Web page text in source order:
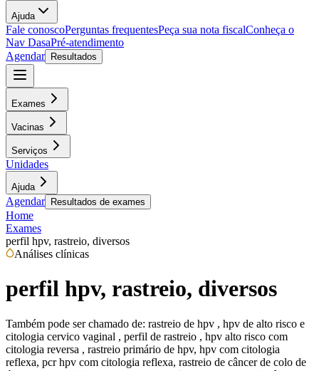
Ajuda
Fale conoscoPerguntas frequentesPeça sua nota fiscalConheça o
Nav DasaPré-atendimento
Agendar
Resultados
Exames
Vacinas
Serviços
Unidades
Ajuda
Agendar Resultados de exames
Home
Exames
perfil hpv, rastreio, diversos
Análises clínicas
perfil hpv, rastreio, diversos
Também pode ser chamado de: rastreio de hpv , hpv de alto risco e
citologia cervico vaginal , perfil de rastreio , hpv alto risco com
citologia reversa , rastreio primário de hpv, hpv com citologia
reflexa, pcr hpv com citologia reflexa, rastreio de câncer de colo de